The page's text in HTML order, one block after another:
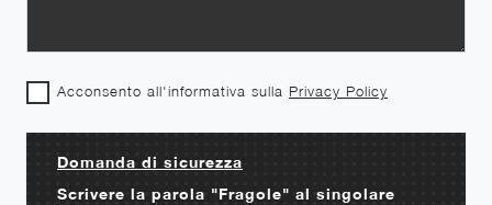
Acconsento all'informativa sulla Privacy Policy
Domanda di sicurezza
Scrivere la parola "Fragole" al singolare